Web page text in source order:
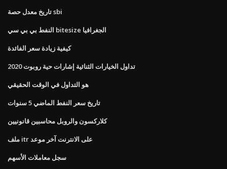
تاريخ معدل حصة sbi
النفط بي بي سي bitesize الجغرافيا
كيفية زيادة سعر الفائدة
تداول الخيارات الثنائية إشارات حية روبوت 2020
هو التداول في الوقت الحقيقي
تاريخ سعر النفط الماضي 5 سنوات
كلاركسون والروبل محاسبين قانونيين
ملف itr على الانترنت آخر موعد
سجل معاملات الأسهم